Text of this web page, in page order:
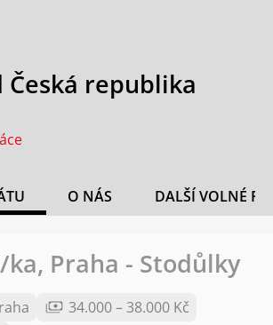
Česká republika
O NÁS DALŠÍ VOLNÉ
ka, Praha - Stodůlky
34.000 – 38.000 Kč